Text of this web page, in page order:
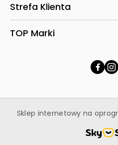
Strefa Klienta
TOP Marki
Sklep internetowy na